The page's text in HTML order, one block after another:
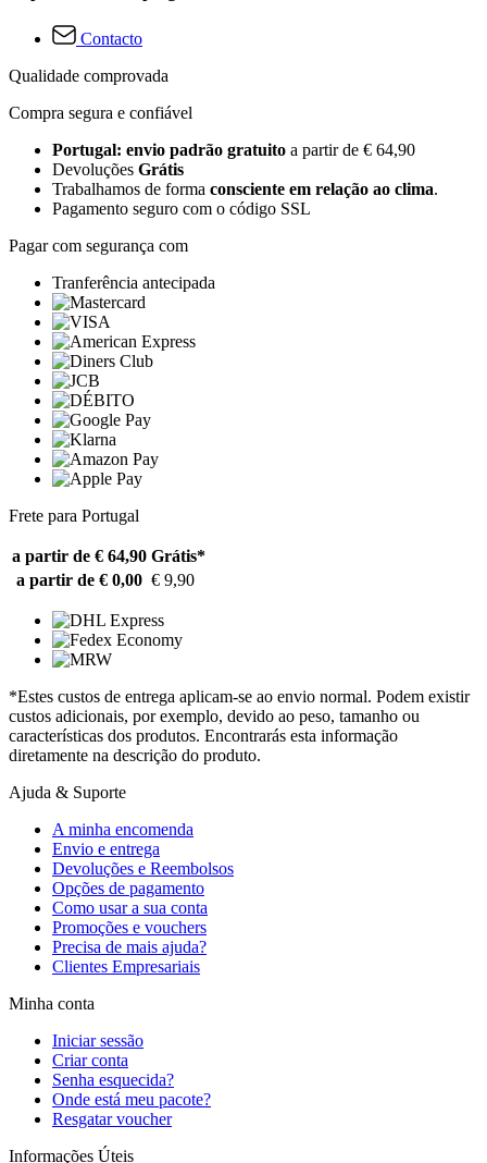
Contacto
Qualidade comprovada
Compra segura e confiável
Portugal: envio padrão gratuito a partir de € 64,90
Devoluções Grátis
Trabalhamos de forma consciente em relação ao clima.
Pagamento seguro com o código SSL
Pagar com segurança com
Tranferência antecipada
Frete para Portugal
a partir de € 64,90 Grátis*
a partir de € 0,00 € 9,90
*Estes custos de entrega aplicam-se ao envio normal. Podem existir
custos adicionais, por exemplo, devido ao peso, tamanho ou
características dos produtos. Encontrarás esta informação
diretamente na descrição do produto.
Ajuda & Suporte
A minha encomenda
Envio e entrega
Devoluções e Reembolsos
Opções de pagamento
Como usar a sua conta
Promoções e vouchers
Precisa de mais ajuda?
Clientes Empresariais
Minha conta
Iniciar sessão
Criar conta
Senha esquecida?
Onde está meu pacote?
Resgatar voucher
Informações Úteis